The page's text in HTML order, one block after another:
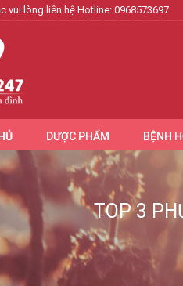
vui lòng liên hệ Hotline: 0968573697
DƯỢC PHẨM BỆNH
TOP 3